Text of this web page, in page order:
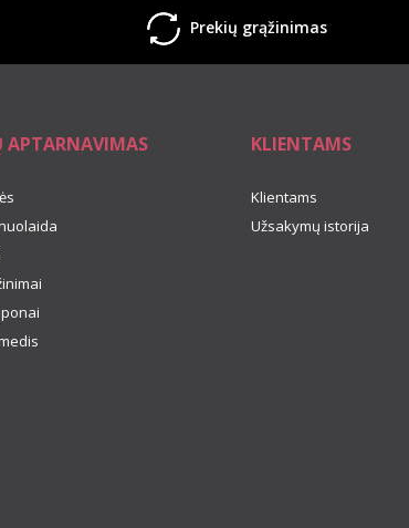
Prekių grąžinimas
APTARNAVIMAS KLIENTAMS
Klientams
Užsakymų istorija